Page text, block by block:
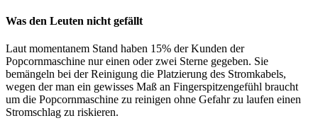
Was den Leuten nicht gefällt
Laut momentanem Stand haben 15% der Kunden der
Popcornmaschine nur einen oder zwei Sterne gegeben. Sie
bemängeln bei der Reinigung die Platzierung des Stromkabels,
wegen der man ein gewisses Maß an Fingerspitzengefühl braucht
um die Popcornmaschine zu reinigen ohne Gefahr zu laufen einen
Stromschlag zu riskieren.